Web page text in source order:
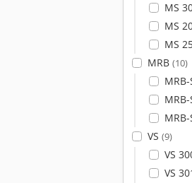
MS
MS
MS
MRB (10)
VS (9)
VS
VS